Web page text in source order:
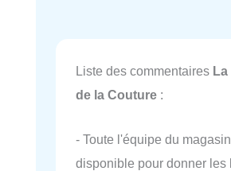
Liste des commentaires La
de la Couture :
- Toute l'équipe du
disponible pour donner les